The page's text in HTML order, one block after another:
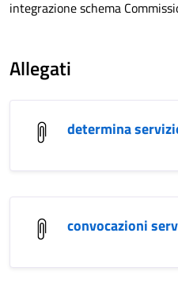
integrazione schema
Allegati
determina
convocazioni